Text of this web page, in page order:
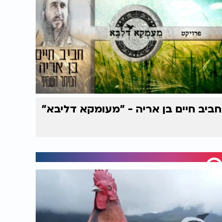
חביב חיים בן אריה - "מעומקא דליבא"